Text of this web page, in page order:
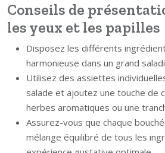
Conseils de
les yeux et les papilles
Disposez les différents
harmonieuse dans un grand
Utilisez des assiettes
salade et ajoutez une touche de
herbes aromatiques ou une
Assurez-vous que chaque
mélange équilibré de tous les